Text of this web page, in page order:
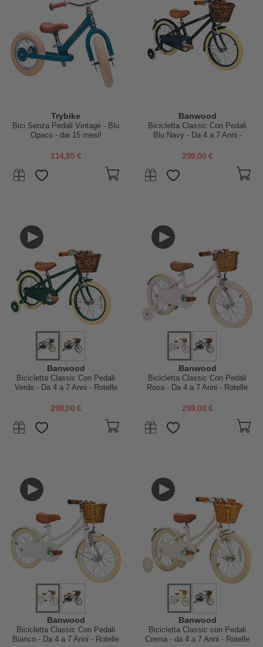
Trybike
Bici Senza Pedali Vintage - Blu
Opaco - dai 15 mesi!
114,95 €
Banwood
Bicicletta Classic Con Pedali
Blu Navy - Da 4 a 7 Anni -
299,00 €
Banwood
Bicicletta Classic Con Pedali
Verde - Da 4 a 7 Anni - Rotelle
299,00 €
Banwood
Bicicletta Classic Con Pedali
Rosa - Da 4 a 7 Anni - Rotelle
299,00 €
Banwood
Bicicletta Classic Con Pedali
Bianco - Da 4 a 7 Anni - Rotelle
Banwood
Bicicletta Classic con Pedali
Crema - da 4 a 7 Anni - Rotelle